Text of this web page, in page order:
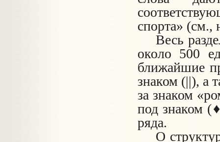
спорта» (см.,
Весь
около 500
ближайшие
знаком (||), а
за знаком
под знаком
ряда.
О